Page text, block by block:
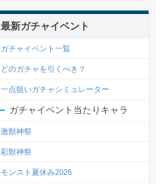
最新ガチャイベント
ガチャイベント一覧
どのガチャを引くべき？
一点狙いガチャシミュレーター
ガチャイベント当たりキャラ
激獣神祭
彩獣神祭
モンスト夏休み2026